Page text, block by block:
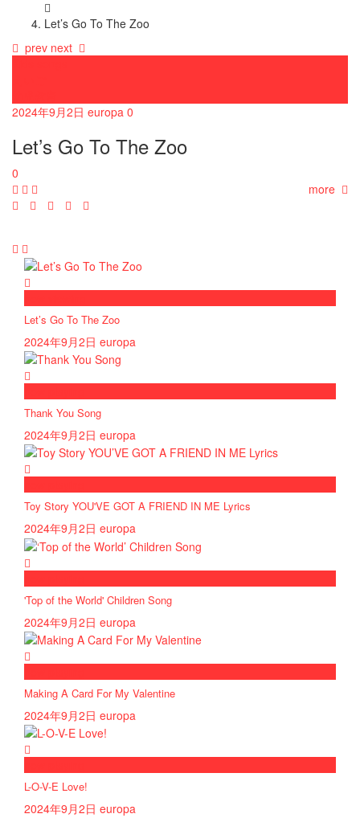
Let’s Go To The Zoo
prev next
2024年9月2日 europa 0
Let’s Go To The Zoo
0
more
Let’s Go To The Zoo
2024年9月2日 europa
Thank You Song
2024年9月2日 europa
Toy Story YOU'VE GOT A FRIEND IN ME Lyrics
2024年9月2日 europa
'Top of the World' Children Song
2024年9月2日 europa
Making A Card For My Valentine
2024年9月2日 europa
L-O-V-E Love!
2024年9月2日 europa